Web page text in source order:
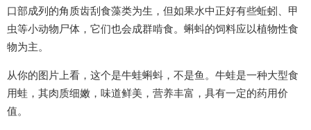
口部成列的角质齿刮食藻类为生，但如果水中正好有些蚯蚓、甲
虫等小动物尸体，它们也会成群啃食。蝌蚪的饲料应以植物性食
物为主。
从你的图片上看，这个是牛蛙蝌蚪，不是鱼。牛蛙是一种大型食
用蛙，其肉质细嫩，味道鲜美，营养丰富，具有一定的药用价
值。